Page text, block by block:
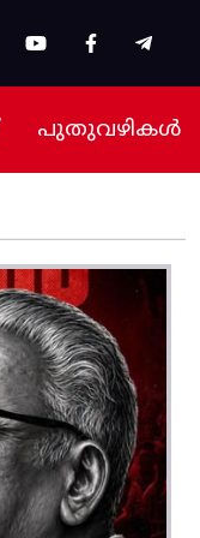
പുതുവഴികൾ